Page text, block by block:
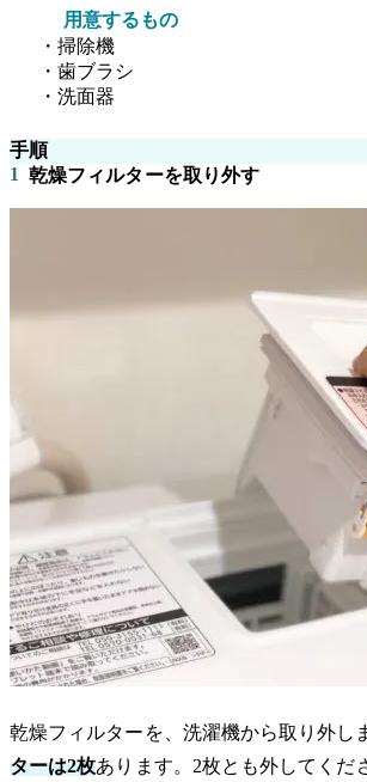
用意するもの
・掃除機
・歯ブラシ
・洗面器
手順
1 乾燥フィルターを取り外す
乾燥フィルターを、洗濯機から取り外し
ターは2枚あります。2枚とも外してくだ